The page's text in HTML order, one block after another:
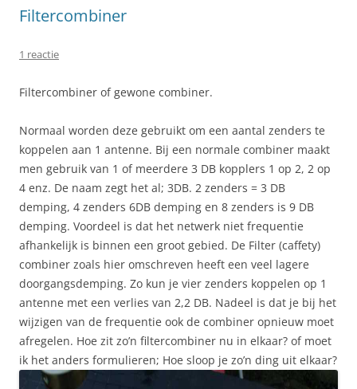
Filtercombiner
1 reactie
Filtercombiner of gewone combiner.
Normaal worden deze gebruikt om een aantal zenders te
koppelen aan 1 antenne. Bij een normale combiner maakt
men gebruik van 1 of meerdere 3 DB kopplers 1 op 2, 2 op
4 enz. De naam zegt het al; 3DB. 2 zenders = 3 DB
demping, 4 zenders 6DB demping en 8 zenders is 9 DB
demping. Voordeel is dat het netwerk niet frequentie
afhankelijk is binnen een groot gebied. De Filter (caffety)
combiner zoals hier omschreven heeft een veel lagere
doorgangsdemping. Zo kun je vier zenders koppelen op 1
antenne met een verlies van 2,2 DB. Nadeel is dat je bij het
wijzigen van de frequentie ook de combiner opnieuw moet
afregelen. Hoe zit zo’n filtercombiner nu in elkaar? of moet
ik het anders formulieren; Hoe sloop je zo’n ding uit elkaar?